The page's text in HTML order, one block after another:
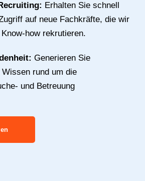
Erhalten Sie schnell
auf neue Fachkräfte, die wir
how rekrutieren.
Generieren Sie
rund um die
und Betreuung